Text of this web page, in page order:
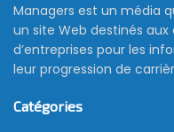
Managers est un média
un site Web destinés
d’entreprises pour les
leur progression de
Catégories